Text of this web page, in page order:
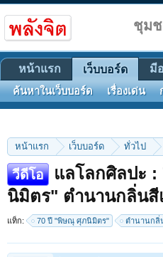
หน้าแรก เว็บบอร์ด ทั่วไป
วีดีโอ
แลโลกศิลปะ
นิมิตร" ตำนานกลิ่นสี
แท็ก: 70 ปี "พิษณุ ศุภนิมิตร" ตำนานกลิ่
ชุม
หน้าแรก เว็บบอร์ด
ค้นหาในเว็บบอร์ด เรื่องเด่น
มี